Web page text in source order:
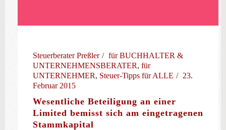
Steuerberater Preßler
für BUCHHALTER &
UNTERNEHMENSBERATER, für
UNTERNEHMER, Steuer-Tipps für ALLE
23.
Februar 2015
Wesentliche Beteiligung an einer
Limited bemisst sich am eingetragenen
Stammkapital